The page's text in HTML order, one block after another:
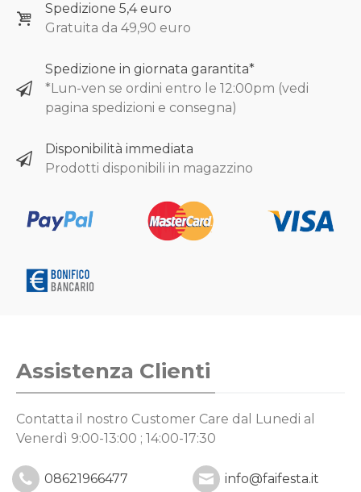
Spedizione 5,4 euro
Gratuita da 49,90 euro
Spedizione in giornata garantita*
*Lun-ven se ordini entro le 12:00pm (vedi
pagina spedizioni e consegna)
Disponibilità immediata
Prodotti disponibili in magazzino
Assistenza Clienti
Contatta il nostro Customer Care dal Lunedi al
Venerdì 9:00-13:00 ; 14:00-17:30
08621966477 info@faifesta.it